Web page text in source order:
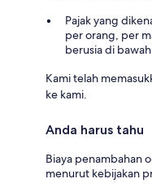
Pajak yang
per orang, per
berusia di
Kami telah
ke kami.
Anda harus tahu
Biaya penambahan
menurut kebijakan